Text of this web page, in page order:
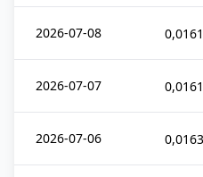
2026-07-08
2026-07-07
2026-07-06